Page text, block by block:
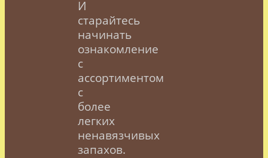
И
старайтесь
начинать
ознакомление
с
ассортиментом
с
более
легких
ненавязчивых
запахов.